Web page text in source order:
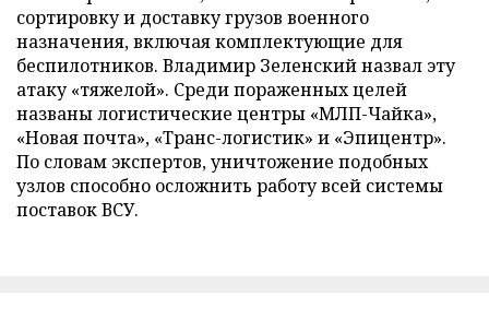
сортировку и доставку грузов военного
назначения, включая комплектующие для
беспилотников. Владимир Зеленский назвал эту
атаку «тяжелой». Среди пораженных целей
названы логистические центры «МЛП-Чайка»,
«Новая почта», «Транс-логистик» и «Эпицентр».
По словам экспертов, уничтожение подобных
узлов способно осложнить работу всей системы
поставок ВСУ.